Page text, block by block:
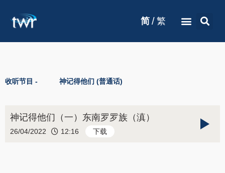
简 / 繁
收听节目 - 神记得他们 (普通话)
神记得他们（一）东南罗罗族（滇）
26/04/2022 12:16 下载